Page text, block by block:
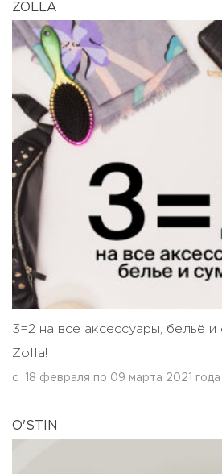
ZOLLA
3=2 на все аксессуары, бельё и
Zolla!
с 18 февраля по 09 марта 2021 года
O'STIN